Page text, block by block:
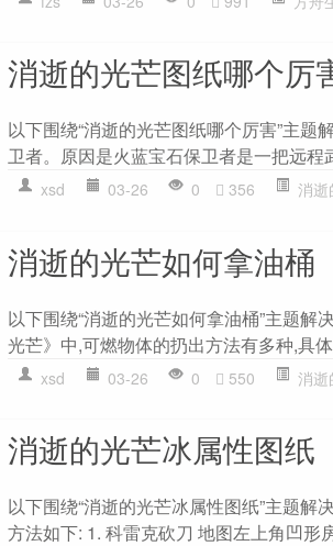
消逝的光芒图纸哪个厉
以下围绕“消逝的光芒图纸哪个厉害”主
卫者。原因是火蓝宝石保卫者是一把远程
xsd 03-26 0 356 消逝
消逝的光芒如何拿油桶
以下围绕“消逝的光芒如何拿油桶”主题
光芒》中,可燃物体的扔出方法有多种,具
xsd 03-26 0 550 消逝
消逝的光芒冰属性图纸
以下围绕“消逝的光芒冰属性图纸”主题
方法如下: 1. 科雷克砍刀 地图左上角凹形